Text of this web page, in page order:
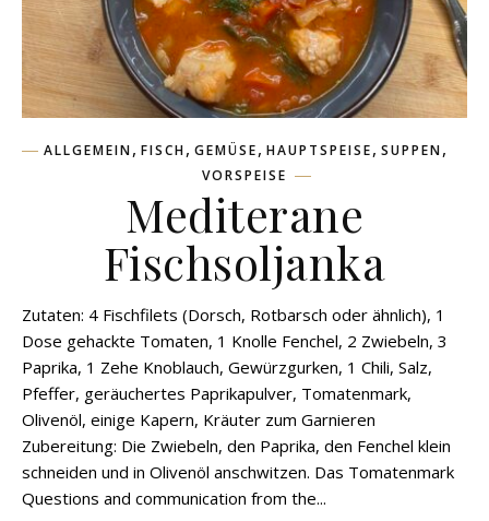
ALLGEMEIN, FISCH, GEMÜSE, HAUPTSPEISE, SUPPEN,
VORSPEISE
Mediterane
Fischsoljanka
Zutaten: 4 Fischfilets (Dorsch, Rotbarsch oder ähnlich), 1
Dose gehackte Tomaten, 1 Knolle Fenchel, 2 Zwiebeln, 3
Paprika, 1 Zehe Knoblauch, Gewürzgurken, 1 Chili, Salz,
Pfeffer, geräuchertes Paprikapulver, Tomatenmark,
Olivenöl, einige Kapern, Kräuter zum Garnieren
Zubereitung: Die Zwiebeln, den Paprika, den Fenchel klein
schneiden und in Olivenöl anschwitzen. Das Tomatenmark
Questions and communication from the...